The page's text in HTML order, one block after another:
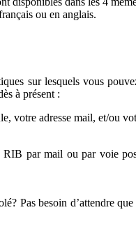
ou en anglais.
sur lesquels vous
à présent :
votre adresse mail, et/ou
RIB par mail ou par voie
Pas besoin d’attendre